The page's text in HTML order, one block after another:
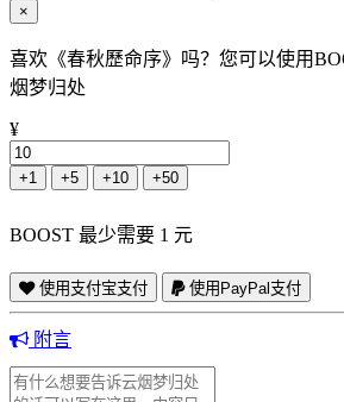
×
喜欢《春秋歷命序》吗？您可以使用
烟梦归处
¥
+1 +5 +10 +50
BOOST 最少需要 1 元
使用支付宝支付 使用PayPal支付
附言